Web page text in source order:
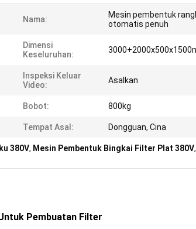
Nama:
Mesin pembentuk
otomatis penuh
Dimensi
Keseluruhan:
Inspeksi Keluar
Video:
Asalkan
Bobot: 800kg
Tempat Asal: Dongguan, Cina
380V, Mesin Pembentuk Bingkai Filter Plat 380V,
Pembuatan Filter